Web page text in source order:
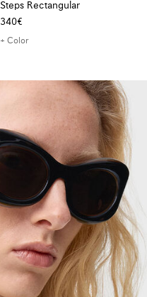
Steps Rectangular
340€
+ Color